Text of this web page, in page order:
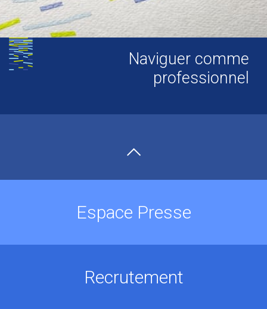
Naviguer comme
professionnel
Espace Presse
Recrutement